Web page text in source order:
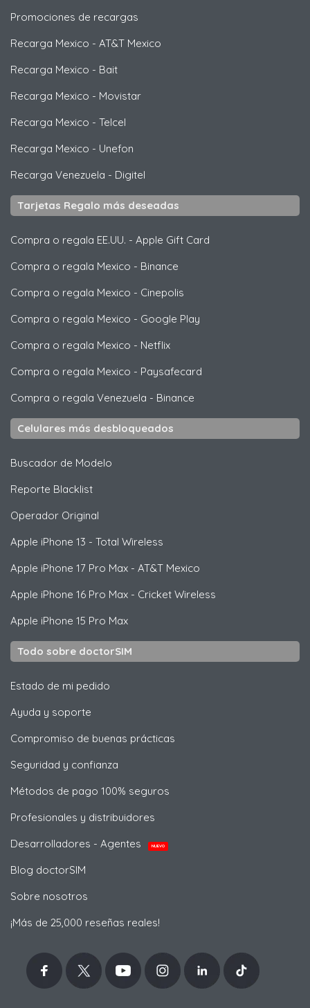
Promociones de recargas
Recarga Mexico - AT&T Mexico
Recarga Mexico - Bait
Recarga Mexico - Movistar
Recarga Mexico - Telcel
Recarga Mexico - Unefon
Recarga Venezuela - Digitel
Tarjetas Regalo más deseadas
Compra o regala EE.UU. - Apple Gift Card
Compra o regala Mexico - Binance
Compra o regala Mexico - Cinepolis
Compra o regala Mexico - Google Play
Compra o regala Mexico - Netflix
Compra o regala Mexico - Paysafecard
Compra o regala Venezuela - Binance
Celulares más desbloqueados
Buscador de Modelo
Reporte Blacklist
Operador Original
Apple iPhone 13 - Total Wireless
Apple iPhone 17 Pro Max - AT&T Mexico
Apple iPhone 16 Pro Max - Cricket Wireless
Apple iPhone 15 Pro Max
Todo sobre doctorSIM
Estado de mi pedido
Ayuda y soporte
Compromiso de buenas prácticas
Seguridad y confianza
Métodos de pago 100% seguros
Profesionales y distribuidores
Desarrolladores - Agentes
NUEVO
Blog doctorSIM
Sobre nosotros
¡Más de 25,000 reseñas reales!